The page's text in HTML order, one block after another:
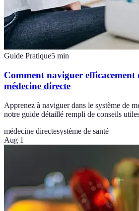
Guide Pratique5 min
Comment naviguer efficacement
médecine directe
Apprenez à naviguer dans le système de
notre guide détaillé rempli de conseils
médecine directesystème de santé
Aug 1